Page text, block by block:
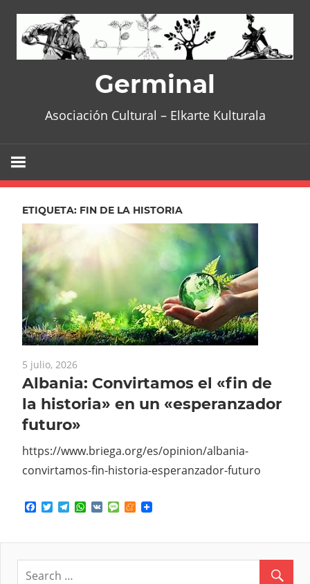
content
Germinal
Asociación Cultural – Elkarte Kulturala
ETIQUETA: FIN DE LA HISTORIA
5 julio, 2026
Albania: Convirtamos el «fin de
la historia» en un «esperanzador
futuro»
https://www.briega.org/es/opinion/albania-
convirtamos-fin-historia-esperanzador-futuro
Facebook
TwitterTelegram
WhatsApp
VK MessageMeneame